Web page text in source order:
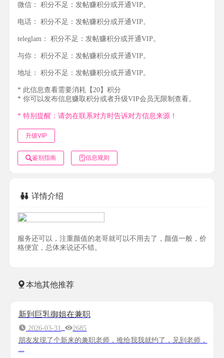
微信： 积分不足：发帖赚积分或开通VIP。
电话： 积分不足：发帖赚积分或开通VIP。
teleglam： 积分不足：发帖赚积分或开通VIP。
与你： 积分不足：发帖赚积分或开通VIP。
地址： 积分不足：发帖赚积分或开通VIP。
* 此信息查看需要消耗【20】积分
* 你可以发布信息赚取积分或者升级VIP会员无限制查看。
* 特别提醒：请勿在联系对方时告诉对方信息来源！
升级VIP
鉴别指南 信息规则
详情介绍
服务还可以，注重颜值的老哥就可以不用去了，颜值一般，价
格便宜，总体来说还不错。
本地其他推荐
新到巨乳御姐在兼职
2026-03-31
2685
朋友发现了个新来的兼职老师，推给我我就约了，见到老师，
...